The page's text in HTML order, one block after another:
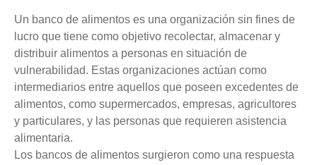
Un banco de alimentos es una organización sin fines de
lucro que tiene como objetivo recolectar, almacenar y
distribuir alimentos a personas en situación de
vulnerabilidad. Estas organizaciones actúan como
intermediarios entre aquellos que poseen excedentes de
alimentos, como supermercados, empresas, agricultores
y particulares, y las personas que requieren asistencia
alimentaria.
Los bancos de alimentos surgieron como una respuesta